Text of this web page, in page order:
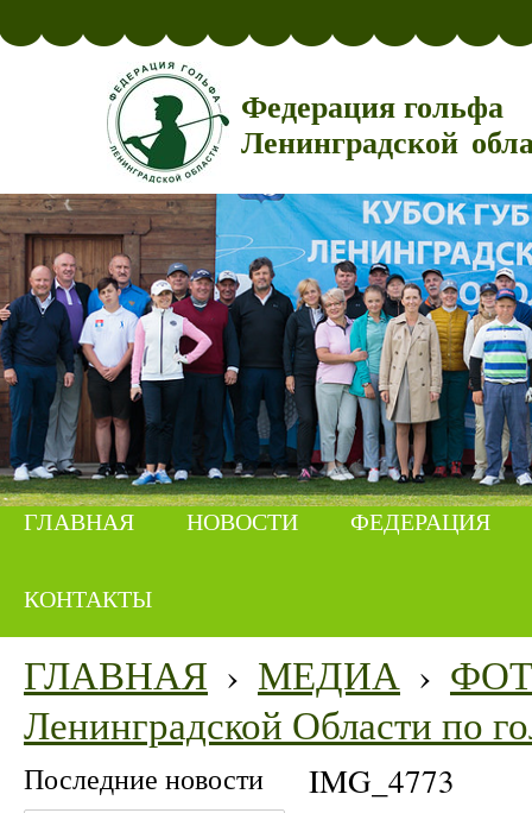
Федерация гольфа
Ленинградской
ГЛАВНАЯ НОВОСТИ ФЕДЕРАЦИЯ
КОНТАКТЫ
ГЛАВНАЯ › МЕДИА ›
Ленинградской Области по
Последние новости IMG_4773